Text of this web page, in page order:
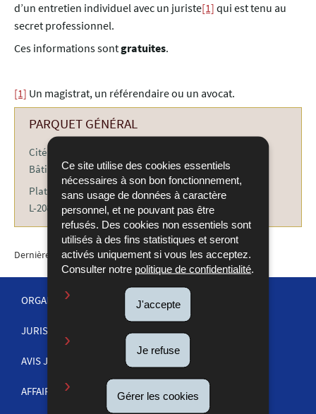
Ce site utilise des cookies essentiels
nécessaires à son bon fonctionnement,
sans usage de données à caractère
personnel, et ne pouvant pas être
refusés. Des cookies non essentiels sont
utilisés à des fins statistiques et seront
activés uniquement si vous les acceptez.
Consulter notre politique de confidentialité
J'accepte
Je refuse
Gérer les cookies
d’un entretien individuel avec un juriste[1] qui est tenu au
secret professionnel.
Ces informations sontgratuites.
[1] Un magistrat, un référendaire ou un avocat.
PARQUET GÉNÉRAL
Cité judiciaire
Bâtiment BC
Plateau du St-Esprit
L-2080 Luxembourg
Dernière mise à jour11/09/2025
MENU
DE
NAVIGATION
ORGANISATION DE LA JUSTICE
JURISPRUDENCE
AVIS JUDICIAIRES
AFFAIRES PÉNALES